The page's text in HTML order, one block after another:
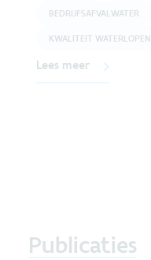
BEDRIJFSAFVALWATER
KWALITEIT WATERLOPEN
Lees meer
Publicaties